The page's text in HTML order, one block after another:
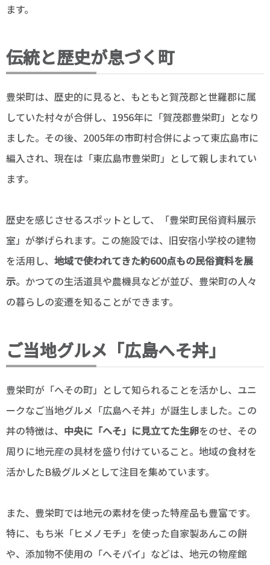
ます。
伝統と歴史が息づく町
豊栄町は、歴史的に見ると、もともと賀茂郡と世羅郡に属
していた村々が合併し、1956年に「賀茂郡豊栄町」となり
ました。その後、2005年の市町村合併によって東広島市に
編入され、現在は「東広島市豊栄町」として親しまれてい
ます。
歴史を感じさせるスポットとして、「豊栄町民俗資料展示
室」が挙げられます。この施設では、旧安宿小学校の建物
を活用し、 地域で使われてきた約600点もの民俗資料を展
示。かつての生活道具や農機具などが並び、豊栄町の人々
の暮らしの変遷を知ることができます。
ご当地グルメ「広島へそ丼」
豊栄町が「へその町」として知られることを活かし、ユニ
ークなご当地グルメ「広島へそ丼」が誕生しました。この
丼の特徴は、 中央に「へそ」に見立てた生卵をのせ、その
周りに地元産の具材を盛り付けていること。地域の食材を
活かしたB級グルメとして注目を集めています。
また、豊栄町では地元の素材を使った特産品も豊富です。
特に、もち米「ヒメノモチ」を使った自家製あんこの餅
や、添加物不使用の「へそパイ」などは、地元の物産館